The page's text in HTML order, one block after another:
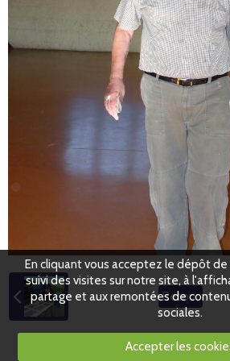
Retour
En cliquant vous acceptez le dépôt
suivi des visites sur notre site, à
partage et aux remontées de
sociales.
Accepter les